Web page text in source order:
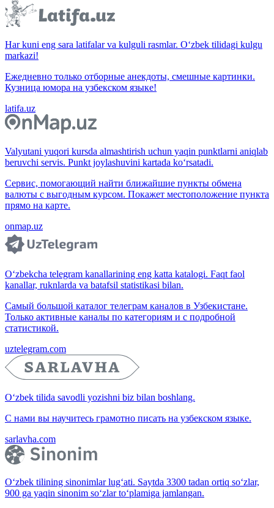
Har kuni eng sara latifalar va kulguli rasmlar. O‘zbek tilidagi kulgu
markazi!
Ежедневно только отборные анекдоты, смешные картинки.
Кузница юмора на узбекском языке!
latifa.uz
Valyutani yuqori kursda almashtirish uchun yaqin punktlarni aniqlab
beruvchi servis. Punkt joylashuvini kartada ko‘rsatadi.
Сервис, помогающий найти ближайшие пункты обмена
валюты с выгодным курсом. Покажет местоположение пункта
прямо на карте.
onmap.uz
O‘zbekcha telegram kanallarining eng katta katalogi. Faqt faol
kanallar, ruknlarda va batafsil statistikasi bilan.
Самый большой каталог телеграм каналов в Узбекистане.
Только активные каналы по категориям и с подробной
статистикой.
uztelegram.com
O‘zbek tilida savodli yozishni biz bilan boshlang.
С нами вы научитесь грамотно писать на узбекском языке.
sarlavha.com
O‘zbek tilining sinonimlar lug‘ati. Saytda 3300 tadan ortiq so‘zlar,
900 ga yaqin sinonim so‘zlar to‘plamiga jamlangan.